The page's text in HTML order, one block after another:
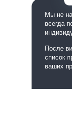
Мы не
всегда
После
список
ваших